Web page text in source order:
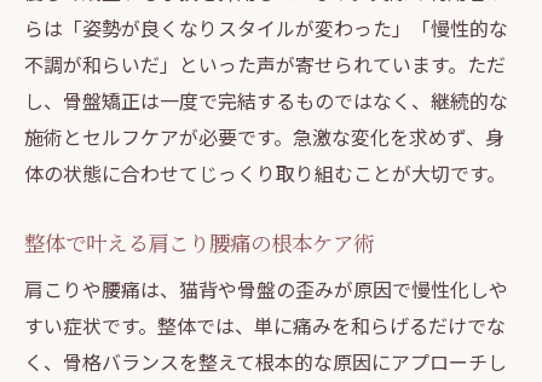
らは「姿勢が良くなりスタイルが変わった」「慢性的な
不調が和らいだ」といった声が寄せられています。ただ
し、骨盤矯正は一度で完結するものではなく、継続的な
施術とセルフケアが必要です。急激な変化を求めず、身
体の状態に合わせてじっくり取り組むことが大切です。
整体で叶える肩こり腰痛の根本ケア術
肩こりや腰痛は、猫背や骨盤の歪みが原因で慢性化しや
すい症状です。整体では、単に痛みを和らげるだけでな
く、骨格バランスを整えて根本的な原因にアプローチし